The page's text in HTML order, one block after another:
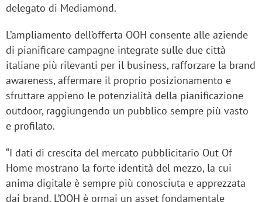
delegato di Mediamond.
L’ampliamento dell’offerta OOH consente alle aziende
di pianificare campagne integrate sulle due città
italiane più rilevanti per il business, rafforzare la brand
awareness, affermare il proprio posizionamento e
sfruttare appieno le potenzialità della pianificazione
outdoor, raggiungendo un pubblico sempre più vasto
e profilato.
“I dati di crescita del mercato pubblicitario Out Of
Home mostrano la forte identità del mezzo, la cui
anima digitale è sempre più conosciuta e apprezzata
dai brand. L’OOH è ormai un asset fondamentale